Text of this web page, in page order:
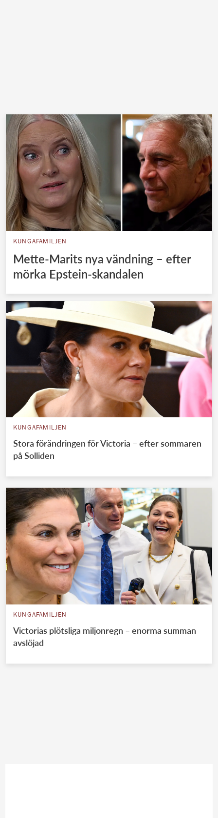
KUNGAFAMILJEN
Mette-Marits nya vändning – efter
mörka Epstein-skandalen
KUNGAFAMILJEN
Stora förändringen för Victoria – efter sommaren
på Solliden
KUNGAFAMILJEN
Victorias plötsliga miljonregn – enorma summan
avslöjad